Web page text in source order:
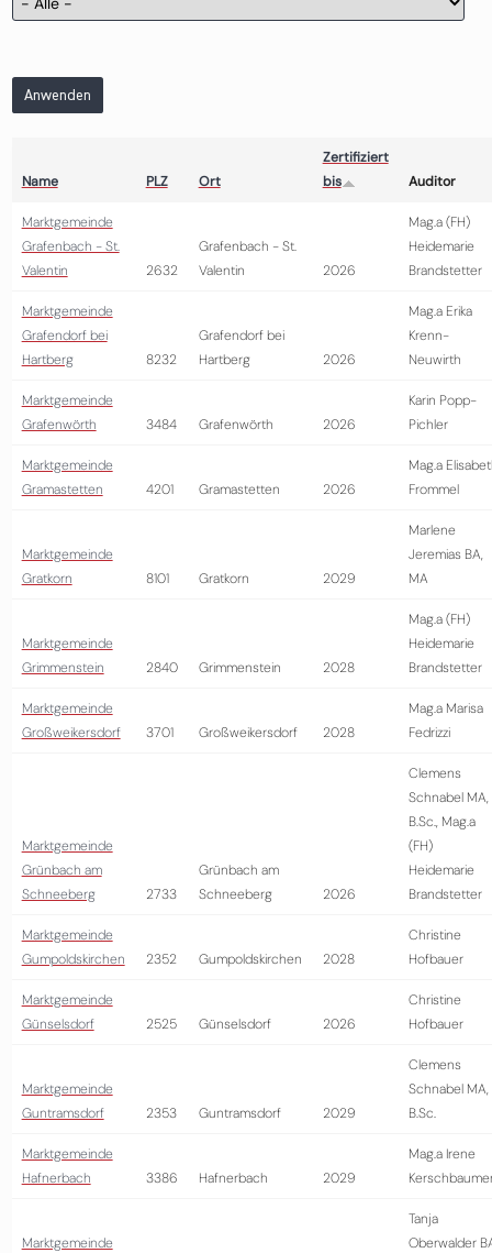
Anwenden
Name PLZ Ort
Zertifiziert
bis
Auditor
Marktgemeinde
Grafenbach - St.
Valentin
2632
Grafenbach - St.
Valentin
2026
Mag.a (FH)
Heidemarie
Brandstetter
Marktgemeinde
Grafendorf bei
Hartberg
8232
Grafendorf bei
Hartberg
2026
Mag.a Erika
Krenn-
Neuwirth
Marktgemeinde
Grafenwörth
3484 Grafenwörth 2026
Karin Popp-
Pichler
Marktgemeinde
Gramastetten
4201 Gramastetten 2026
Mag.a
Frommel
Marktgemeinde
Gratkorn
8101 Gratkorn 2029
Marlene
Jeremias BA,
MA
Marktgemeinde
Grimmenstein
2840 Grimmenstein 2028
Mag.a (FH)
Heidemarie
Brandstetter
Marktgemeinde
Großweikersdorf
3701 Großweikersdorf 2028
Mag.a Marisa
Fedrizzi
Marktgemeinde
Grünbach am
Schneeberg
2733
Grünbach am
Schneeberg
2026
Clemens
Schnabel MA,
B.Sc., Mag.a
(FH)
Heidemarie
Brandstetter
Marktgemeinde
Gumpoldskirchen
2352 Gumpoldskirchen 2028
Christine
Hofbauer
Marktgemeinde
Günselsdorf
2525 Günselsdorf 2026
Christine
Hofbauer
Marktgemeinde
Guntramsdorf
2353 Guntramsdorf 2029
Clemens
Schnabel MA,
B.Sc.
Marktgemeinde
Hafnerbach
3386 Hafnerbach 2029
Mag.a Irene
Marktgemeinde
Tanja
Oberwalder